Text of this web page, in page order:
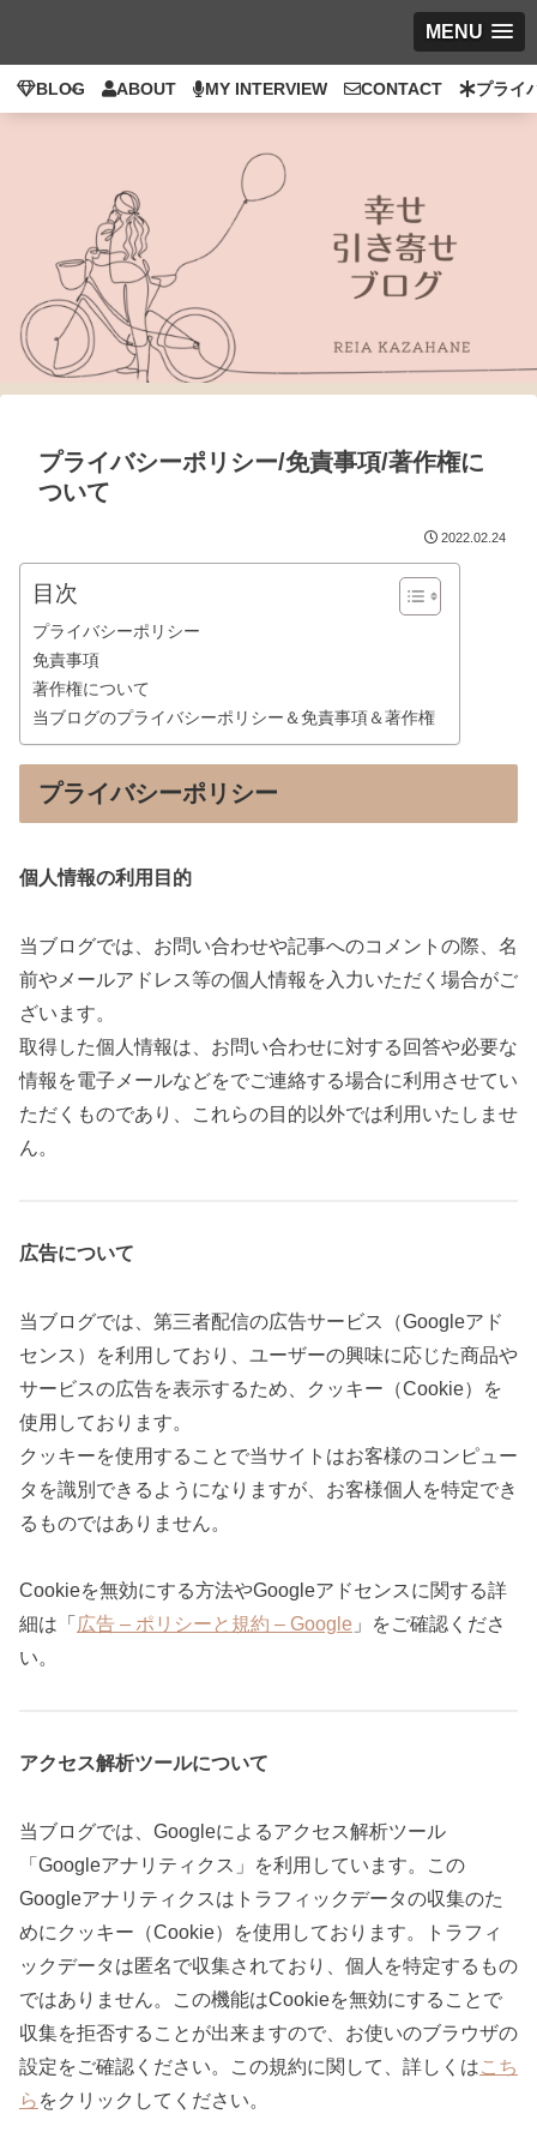
MENU
BLOG ABOUT MY INTERVIEW CONTACT プライ
プライバシーポリシー/免責事項/著作権に
ついて
2022.02.24
目次
プライバシーポリシー
免責事項
著作権について
当ブログのプライバシーポリシー＆免責事項＆著作権
プライバシーポリシー
個人情報の利用目的
当ブログでは、お問い合わせや記事へのコメントの際、名
前やメールアドレス等の個人情報を入力いただく場合がご
ざいます。
取得した個人情報は、お問い合わせに対する回答や必要な
情報を電子メールなどをでご連絡する場合に利用させてい
ただくものであり、これらの目的以外では利用いたしませ
ん。
広告について
当ブログでは、第三者配信の広告サービス（Googleアド
センス）を利用しており、ユーザーの興味に応じた商品や
サービスの広告を表示するため、クッキー（Cookie）を
使用しております。
クッキーを使用することで当サイトはお客様のコンピュー
タを識別できるようになりますが、お客様個人を特定でき
るものではありません。
Cookieを無効にする方法やGoogleアドセンスに関する詳
細は「 広告 – ポリシーと規約 – Google 」をご確認くださ
い。
アクセス解析ツールについて
当ブログでは、Googleによるアクセス解析ツール
「Googleアナリティクス」を利用しています。この
Googleアナリティクスはトラフィックデータの収集のた
めにクッキー（Cookie）を使用しております。トラフィ
ックデータは匿名で収集されており、個人を特定するもの
ではありません。この機能はCookieを無効にすることで
収集を拒否することが出来ますので、お使いのブラウザの
設定をご確認ください。この規約に関して、詳しくはこち
ら をクリックしてください。